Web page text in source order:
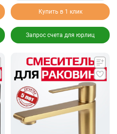
Купить в 1 клик
Запрос счета для юрлиц